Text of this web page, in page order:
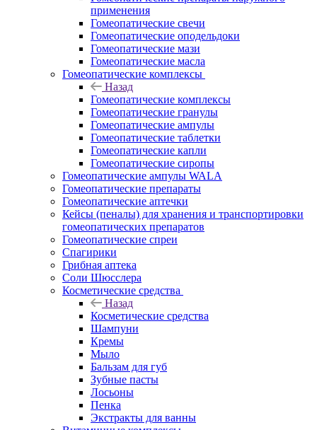
применения
Гомеопатические свечи
Гомеопатические оподельдоки
Гомеопатические мази
Гомеопатические масла
Гомеопатические комплексы
Назад
Гомеопатические комплексы
Гомеопатические гранулы
Гомеопатические ампулы
Гомеопатические таблетки
Гомеопатические капли
Гомеопатические сиропы
Гомеопатические ампулы WALA
Гомеопатические препараты
Гомеопатические аптечки
Кейсы (пеналы) для хранения и транспортировки
гомеопатических препаратов
Гомеопатические спреи
Спагирики
Грибная аптека
Соли Шюсслера
Косметические средства
Назад
Косметические средства
Шампуни
Кремы
Мыло
Бальзам для губ
Зубные пасты
Лосьоны
Пенка
Экстракты для ванны